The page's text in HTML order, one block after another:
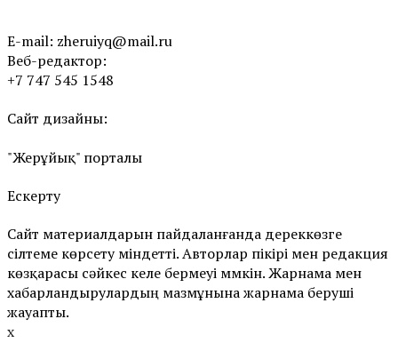
E-mail: zheruiyq@mail.ru
Веб-редактор:
+7 747 545 1548
Сайт дизайны:
"Жерұйық" порталы
Ескерту
Сайт материалдарын пайдаланғанда дереккөзге
сілтеме көрсету міндетті. Авторлар пікірі мен редакция
көзқарасы сәйкес келе бермеуі мүмкін. Жарнама мен
хабарландырулардың мазмұнына жарнама беруші
жауапты.
x